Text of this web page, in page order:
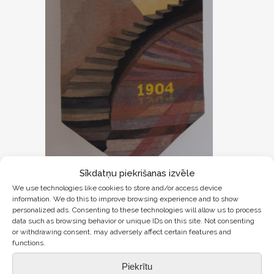
Sīkdatņu piekrišanas izvēle
We use technologies like cookies to store and/or access device
information. We do this to improve browsing experience and to show
personalized ads. Consenting to these technologies will allow us to process
data such as browsing behavior or unique IDs on this site. Not consenting
or withdrawing consent, may adversely affect certain features and
functions.
Piekrītu
Sadarbībā ar nodibinājumu “Cemex iespēju
fonds” 2017./2018. mācību gadā tika realizēts
projekts“Būsim lepni”, kas veltīts Latvijas
simtgadei. Projekta rezultāts ir jauns skolas
Kuskova, viņa arī ir karoga idejas un skices